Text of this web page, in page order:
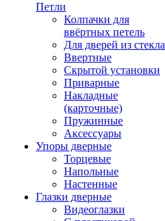
Петли
Колпачки для
ввёртных петель
Для дверей из стекла
Ввертные
Скрытой установки
Приварные
Накладные
(карточные)
Пружинные
Аксессуары
Упоры дверные
Торцевые
Напольные
Настенные
Глазки дверные
Видеоглазки